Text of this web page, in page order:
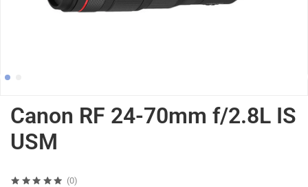
(0)
Canon RF 24-70mm f/2.8L IS
USM